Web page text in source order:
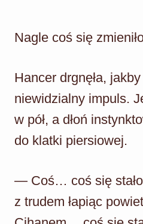
Nagle coś się
Hancer drgnęła,
niewidzialny impuls.
w pół, a dłoń
do klatki piersiowej.
— Coś… coś się
z trudem łapiąc